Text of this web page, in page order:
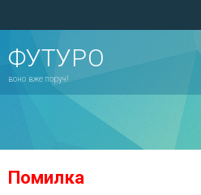
ФУТУРО
воно вже поруч!
Помилка